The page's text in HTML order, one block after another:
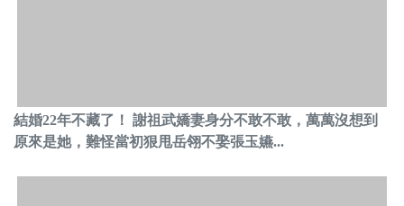
結婚22年不藏了！ 謝祖武嬌妻身分不敢不敢，萬萬沒想到
原來是她，難怪當初狠甩岳翎不娶張玉嬿...